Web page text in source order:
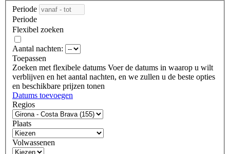
Periode
Periode
Flexibel zoeken
Aantal nachten:
Toepassen
Zoeken met flexibele datums Voer de datums in waarop u wilt
verblijven en het aantal nachten, en we zullen u de beste opties
en beschikbare prijzen tonen
Datums toevoegen
Regios
Plaats
Volwassenen